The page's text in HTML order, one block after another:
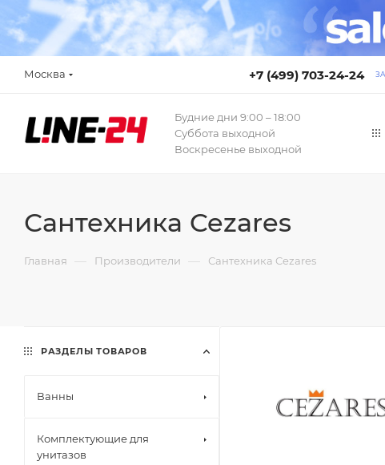
Москва +7 (499) 703-24-24
Будние дни 9:00 – 18:00
Суббота выходной
Воскресенье выходной
Сантехника Cezares
Главная — Производители — Сантехника Cezares
РАЗДЕЛЫ ТОВАРОВ
Ванны
Комплектующие для
унитазов